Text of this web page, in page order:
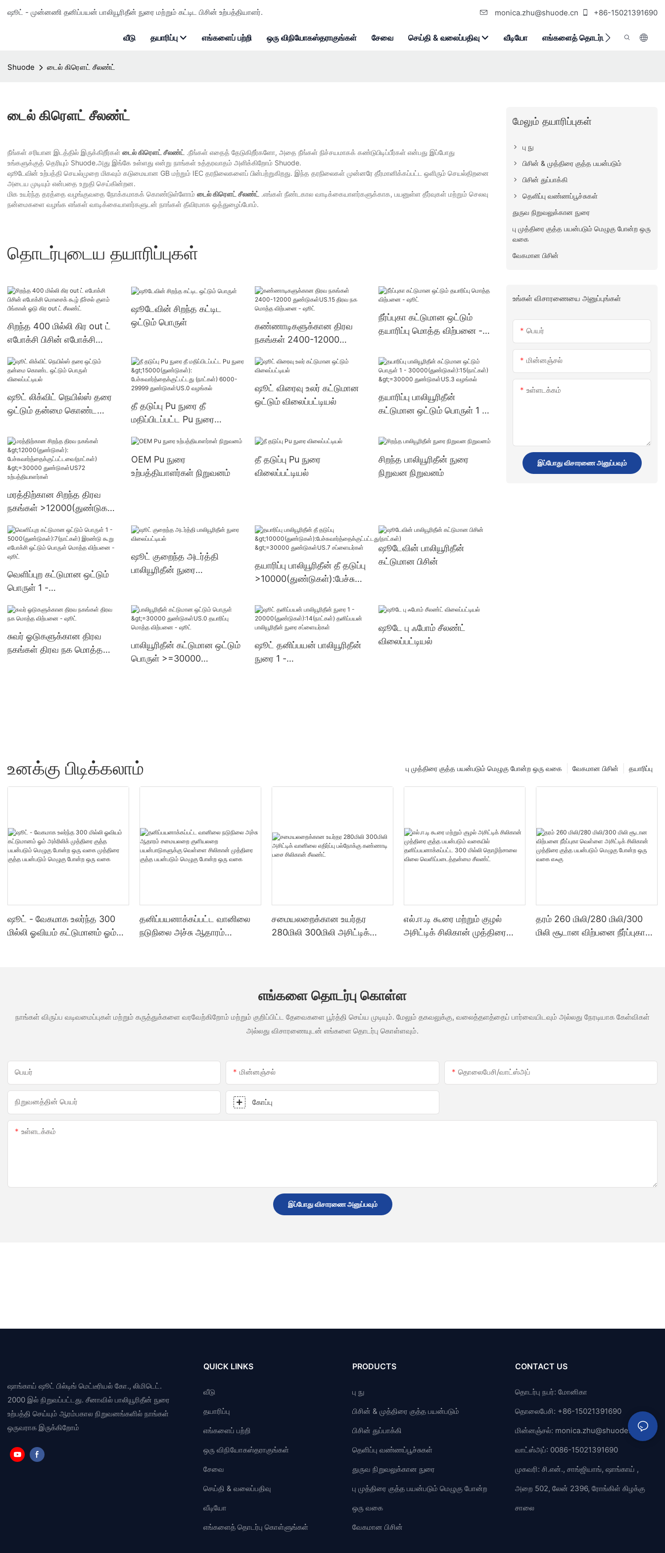
ஷூட் - முன்னணி தனிப்பயன் பாலியூரிதீன் நுரை மற்றும் கட்டிட பிசின் உற்பத்தியாளர். monica.zhu@shuode.cn +86-15021391690
வீடு தயாரிப்பு எங்களைப் பற்றி ஒரு விநியோகஸ்தராகுங்கள் சேவை செய்தி & வலைப்பதிவு வீடியோ எங்களைத் தொடர்பு கொள்ளுங்கள்
Shuode டைல் கிரௌட் சீலண்ட்
டைல் கிரௌட் சீலண்ட்
நீங்கள் சரியான இடத்தில் இருக்கிறீர்கள் டைல் கிரௌட் சீலண்ட் .நீங்கள் எதைத் தேடுகிறீர்களோ, அதை நீங்கள் நிச்சயமாகக் கண்டுபிடிப்பீர்கள் என்பது இப்போது
உங்களுக்குத் தெரியும் Shuode.அது இங்கே உள்ளது என்று நாங்கள் உத்தரவாதம் அளிக்கிறோம் Shuode.
ஷூடேவின் உற்பத்தி செயல்முறை மிகவும் கடுமையான GB மற்றும் IEC தரநிலைகளைப் பின்பற்றுகிறது. இந்த தரநிலைகள் முன்னரே தீர்மானிக்கப்பட்ட ஒளிரும் செயல்திறனை
அடைய முடியும் என்பதை உறுதி செய்கின்றன.
மிக உயர்ந்த தரத்தை வழங்குவதை நோக்கமாகக் கொண்டுள்ளோம் டைல் கிரௌட் சீலண்ட் .எங்கள் நீண்டகால வாடிக்கையாளர்களுக்காக, பயனுள்ள தீர்வுகள் மற்றும் செலவு
நன்மைகளை வழங்க எங்கள் வாடிக்கையாளர்களுடன் நாங்கள் தீவிரமாக ஒத்துழைப்போம்.
தொடர்புடைய தயாரிப்புகள்
சிறந்த 400 மில்லி கிர out ட்
எபோக்சி பிசின் எபோக்சி
பீங்கான் ஓடு கிர out ட்
சீலண்ட்
ஷூடேவின் சிறந்த கட்டிட
ஒட்டும் பொருள்
கண்ணாடிகளுக்கான திரவ
நகங்கள் 2400-12000
மொத்த விற்பனை - ஷூட்
நீர்ப்புகா கட்டுமான ஒட்டும்
தயாரிப்பு மொத்த விற்பனை -
ஷூட் லிக்விட் நெயில்ஸ் தரை
ஒட்டும் தன்மை கொண்ட
தீ தடுப்பு Pu நுரை தீ
மதிப்பிடப்பட்ட Pu நுரை
பேச்சுவார்த்தைக்குட்பட்டது
(நாட்கள்) 6000-29999
துண்டுகள்US.0 வழங்கல்
ஷூட் விரைவு உலர் கட்டுமான
ஒட்டும் விலைப்பட்டியல்
தயாரிப்பு பாலியூரிதீன்
கட்டுமான ஒட்டும் பொருள் 1 -
ள்) >=30000
மரத்திற்கான சிறந்த திரவ
நகங்கள் >12000(துண்டுகள்):
நாட்கள்) >=30000
துண்டுகள்US72
உற்பத்தியாளர்கள்
OEM Pu நுரை
உற்பத்தியாளர்கள் நிறுவனம்
தீ தடுப்பு Pu நுரை
விலைப்பட்டியல்
சிறந்த பாலியூரிதீன் நுரை
நிறுவன நிறுவனம்
வெளிப்புற கட்டுமான ஒட்டும்
பொருள் 1 -
இரண்டு கூறு எபோக்சி ஒட்டும்
ஷூட்
ஷூட் குறைந்த அடர்த்தி
பாலியூரிதீன் நுரை
தயாரிப்பு பாலியூரிதீன் தீ தடுப்பு
>10000(துண்டுகள்):பேச்சுவா
>=30000 துண்டுகள்US.7
சப்ளையர்கள்
ஷூடேவின் பாலியூரிதீன்
கட்டுமான பிசின்
சுவர் ஓடுகளுக்கான திரவ
நகங்கள் திரவ நக மொத்த
பாலியூரிதீன் கட்டுமான ஒட்டும்
பொருள் >=30000
ஷூட் தனிப்பயன் பாலியூரிதீன்
நுரை 1 -
ஷூடே பு ஃபோம் சீலண்ட்
விலைப்பட்டியல்
மேலும் தயாரிப்புகள்
பு நு
பிசின் & முத்திரை குத்த பயன்படும்
பிசின் துப்பாக்கி
தெளிப்பு வண்ணப்பூச்சுகள்
துருவ நிறுவலுக்கான நுரை
பு முத்திரை குத்த பயன்படும் மெழுகு போன்ற ஒரு
வகை
வேகமான பிசின்
உங்கள் விசாரணையை அனுப்புங்கள்
பெயர்
மின்னஞ்சல்
உள்ளடக்கம்
இப்போது விசாரணை அனுப்பவும்
உனக்கு பிடிக்கலாம் தயாரிப்பு
வேகமான பிசின்
பு முத்திரை குத்த பயன்படும் மெழுகு போன்ற ஒரு வகை
ஷூட் - வேகமாக உலர்ந்த 300
மில்லி ஓவியம் கட்டுமானம் ஓம்
தனிப்பயனாக்கப்பட்ட வானிலை
நடுநிலை அச்சு ஆதாரம்
சமையலறைக்கான உயர்தர
280மிலி 300மிலி அசிட்டிக்
எல்.ஈ.டி கூரை மற்றும் குழல்
அசிட்டிக் சிலிகான் முத்திரை
தரம் 260 மிலி/280 மிலி/300
மிலி சூடான விற்பனை நீர்ப்புகா
எங்களை தொடர்பு கொள்ள
நாங்கள் விருப்ப வடிவமைப்புகள் மற்றும் கருத்துக்களை வரவேற்கிறோம் மற்றும் குறிப்பிட்ட தேவைகளை பூர்த்தி செய்ய முடியும். மேலும் தகவலுக்கு, வலைத்தளத்தைப் பார்வையிடவும் அல்லது நேரடியாக கேள்விகள்
அல்லது விசாரணையுடன் எங்களை தொடர்பு கொள்ளவும்.
பெயர் மின்னஞ்சல் தொலைபேசி/வாட்ஸ்அப்
நிறுவனத்தின் பெயர் கோப்பு
உள்ளடக்கம்
இப்போது விசாரணை அனுப்பவும்
ஷாங்காய் ஷூட் பில்டிங் மெட்டீரியல் கோ., லிமிடெட்.
2000 இல் நிறுவப்பட்டது. சீனாவில் பாலியூரிதீன் நுரை
உற்பத்தி செய்யும் ஆரம்பகால நிறுவனங்களில் நாங்கள்
ஒருவராக இருக்கிறோம்
QUICK LINKS
வீடு
தயாரிப்பு
எங்களைப் பற்றி
ஒரு விநியோகஸ்தராகுங்கள்
சேவை
செய்தி & வலைப்பதிவு
வீடியோ
எங்களைத் தொடர்பு கொள்ளுங்கள்
PRODUCTS
பு நு
பிசின் & முத்திரை குத்த பயன்படும்
பிசின் துப்பாக்கி
தெளிப்பு வண்ணப்பூச்சுகள்
துருவ நிறுவலுக்கான நுரை
பு முத்திரை குத்த பயன்படும் மெழுகு போன்ற
ஒரு வகை
வேகமான பிசின்
CONTACT US
தொடர்பு நபர்: மோனிகா
தொலைபேசி: +86-15021391690
மின்னஞ்சல்: monica.zhu@shuode.cn
வாட்ஸ்அப்: 0086-15021391690
முகவரி: சி.என்., சாங்ஜியாங், ஷாங்காய் ,
அறை 502, லேன் 2396, ரோங்கிள் கிழக்கு
சாலை